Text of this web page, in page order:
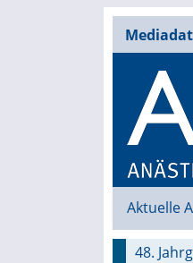
Aktuelle
48.